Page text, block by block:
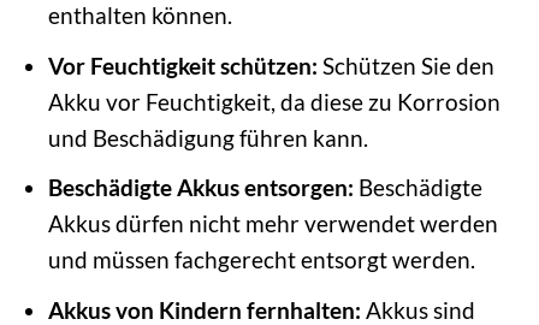
enthalten können.
Vor Feuchtigkeit schützen: Schützen Sie den
Akku vor Feuchtigkeit, da diese zu Korrosion
und Beschädigung führen kann.
Beschädigte Akkus entsorgen: Beschädigte
Akkus dürfen nicht mehr verwendet werden
und müssen fachgerecht entsorgt werden.
Akkus von Kindern fernhalten: Akkus sind